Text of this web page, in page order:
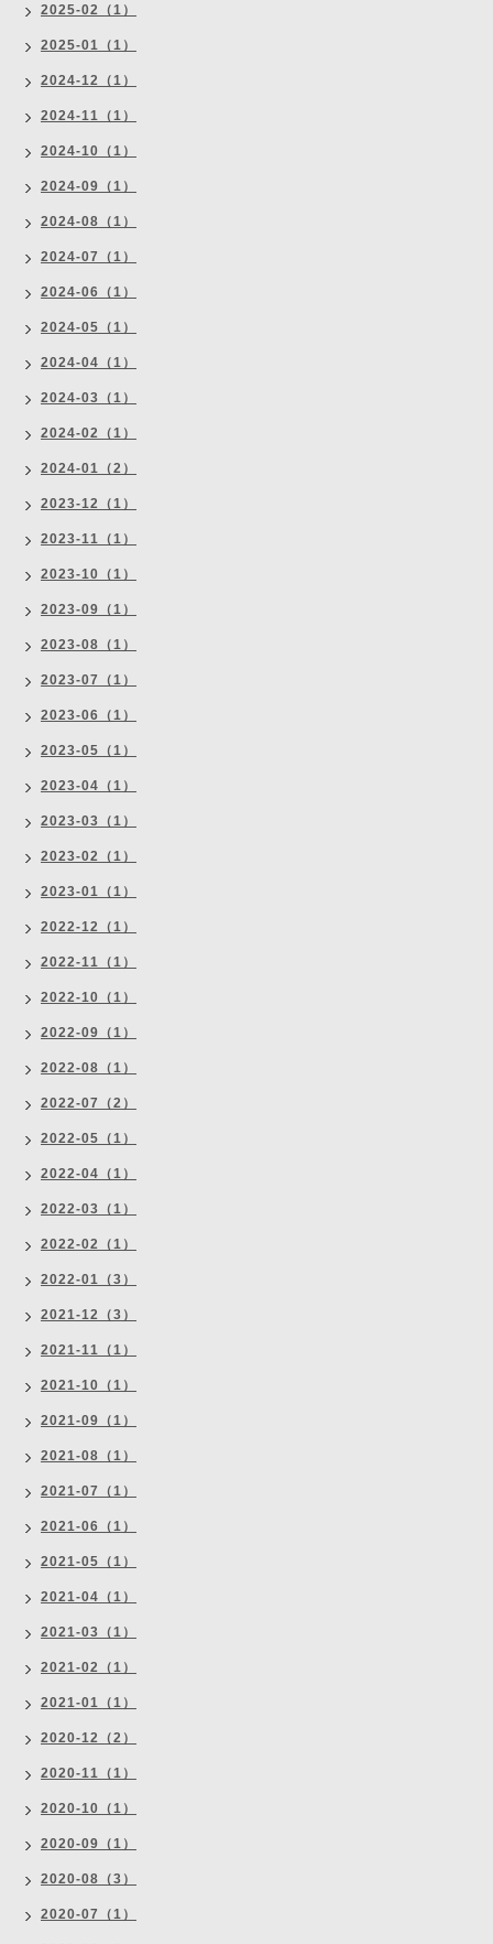
2025-02（1）
2025-01（1）
2024-12（1）
2024-11（1）
2024-10（1）
2024-09（1）
2024-08（1）
2024-07（1）
2024-06（1）
2024-05（1）
2024-04（1）
2024-03（1）
2024-02（1）
2024-01（2）
2023-12（1）
2023-11（1）
2023-10（1）
2023-09（1）
2023-08（1）
2023-07（1）
2023-06（1）
2023-05（1）
2023-04（1）
2023-03（1）
2023-02（1）
2023-01（1）
2022-12（1）
2022-11（1）
2022-10（1）
2022-09（1）
2022-08（1）
2022-07（2）
2022-05（1）
2022-04（1）
2022-03（1）
2022-02（1）
2022-01（3）
2021-12（3）
2021-11（1）
2021-10（1）
2021-09（1）
2021-08（1）
2021-07（1）
2021-06（1）
2021-05（1）
2021-04（1）
2021-03（1）
2021-02（1）
2021-01（1）
2020-12（2）
2020-11（1）
2020-10（1）
2020-09（1）
2020-08（3）
2020-07（1）